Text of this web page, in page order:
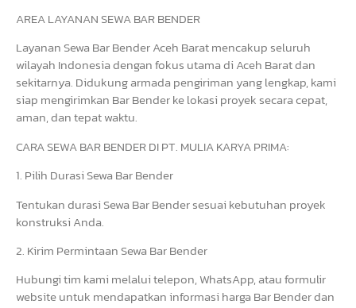
AREA LAYANAN SEWA BAR BENDER
Layanan Sewa Bar Bender Aceh Barat mencakup seluruh
wilayah Indonesia dengan fokus utama di Aceh Barat dan
sekitarnya. Didukung armada pengiriman yang lengkap, kami
siap mengirimkan Bar Bender ke lokasi proyek secara cepat,
aman, dan tepat waktu.
CARA SEWA BAR BENDER DI PT. MULIA KARYA PRIMA:
1. Pilih Durasi Sewa Bar Bender
Tentukan durasi Sewa Bar Bender sesuai kebutuhan proyek
konstruksi Anda.
2. Kirim Permintaan Sewa Bar Bender
Hubungi tim kami melalui telepon, WhatsApp, atau formulir
website untuk mendapatkan informasi harga Bar Bender dan